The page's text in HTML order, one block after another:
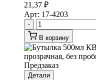
21,37 ₽
Арт: 17-4203
-
В корзину
Предзаказ
Детали